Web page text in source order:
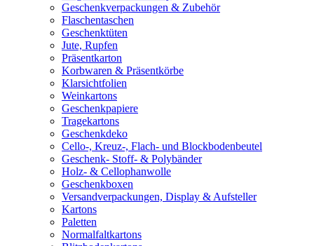
Geschenkverpackungen & Zubehör
Flaschentaschen
Geschenktüten
Jute, Rupfen
Präsentkarton
Korbwaren & Präsentkörbe
Klarsichtfolien
Weinkartons
Geschenkpapiere
Tragekartons
Geschenkdeko
Cello-, Kreuz-, Flach- und Blockbodenbeutel
Geschenk- Stoff- & Polybänder
Holz- & Cellophanwolle
Geschenkboxen
Versandverpackungen, Display & Aufsteller
Kartons
Paletten
Normalfaltkartons